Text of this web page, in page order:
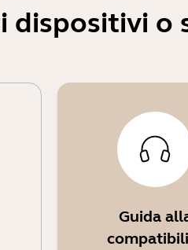
dispositivi o
Guida